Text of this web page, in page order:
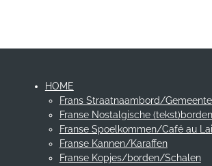
HOME
Frans Straatnaambord/
Franse Nostalgische (tekst)borden
Franse Spoelkommen/Café au
Franse Kannen/Karaffen
Franse Kopjes/borden/Schalen